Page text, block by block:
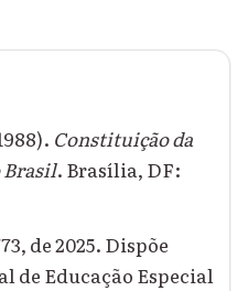
Constituição da
Brasil. Brasília, DF:
de 2025. Dispõe
de Educação Especial